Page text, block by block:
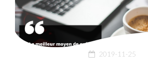
2019-11-25